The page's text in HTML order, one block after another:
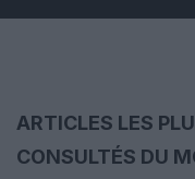
ARTICLES LES
CONSULTÉS DU